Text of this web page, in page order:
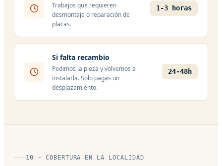
Trabajos que requieren
desmontaje o reparación de
placas.
1-3 horas
Si falta recambio
Pedimos la pieza y volvemos a
instalarla. Solo pagas un
desplazamiento.
24-48h
10 — COBERTURA EN LA LOCALIDAD